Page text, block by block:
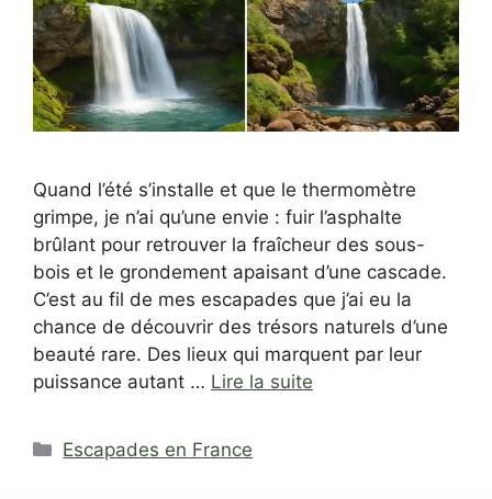
Quand l’été s’installe et que le thermomètre
grimpe, je n’ai qu’une envie : fuir l’asphalte
brûlant pour retrouver la fraîcheur des sous-
bois et le grondement apaisant d’une cascade.
C’est au fil de mes escapades que j’ai eu la
chance de découvrir des trésors naturels d’une
beauté rare. Des lieux qui marquent par leur
puissance autant … Lire la suite
Catégories
Escapades en France